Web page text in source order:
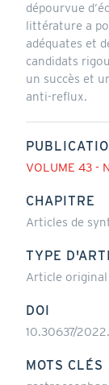
dépourvue
littérature a
adéquates et
candidats
un succès et
anti-reflux.
VOLUME 43 -
CHAPITRE
Articles de
TYPE
Article original
DOI
10.30637/
MOTS CLÉS